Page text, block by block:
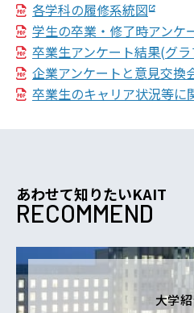
各学科の履修系統図
学生の卒業・修了時アンケ
卒業生アンケート結果(グ
企業アンケートと意⾒交換
卒業生のキャリア状況等に
あわせて知りたいKAIT
RECOMMEND
大学